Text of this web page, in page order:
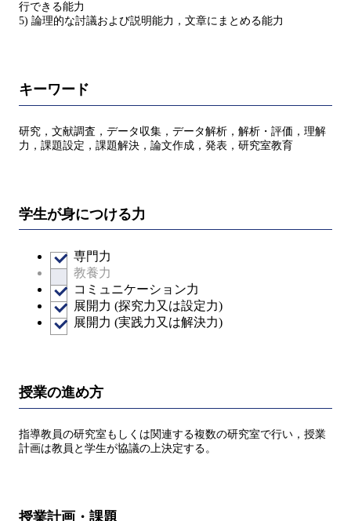
行できる能力
5) 論理的な討議および説明能力，文章にまとめる能力
キーワード
研究，文献調査，データ収集，データ解析，解析・評価，理解
力，課題設定，課題解決，論文作成，発表，研究室教育
学生が身につける力
専門力
教養力
コミュニケーション力
展開力 (探究力又は設定力)
展開力 (実践力又は解決力)
授業の進め方
指導教員の研究室もしくは関連する複数の研究室で行い，授業
計画は教員と学生が協議の上決定する。
授業計画・課題